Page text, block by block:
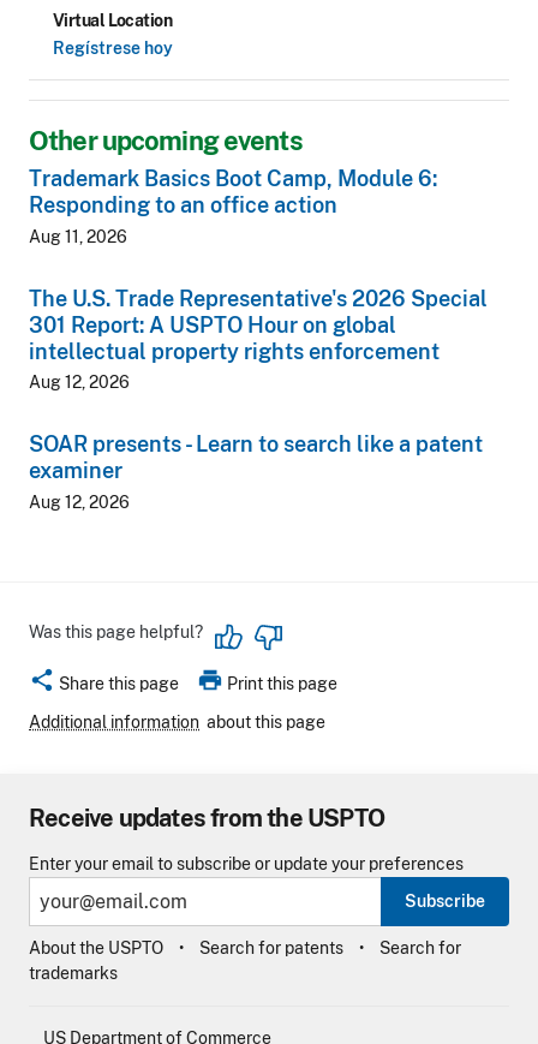
Virtual Location
Regístrese hoy
Other upcoming events
Trademark Basics Boot Camp, Module 6:
Responding to an office action
Aug 11, 2026
The U.S. Trade Representative's 2026 Special
301 Report: A USPTO Hour on global
intellectual property rights enforcement
Aug 12, 2026
SOAR presents - Learn to search like a patent
examiner
Aug 12, 2026
Was this page helpful?
share Share this page print Print this page
Additional information about this page
Receive updates from the USPTO
Enter your email to subscribe or update your preferences
Subscribe
About the USPTO Search for patents
Search for
trademarks
US Department of Commerce